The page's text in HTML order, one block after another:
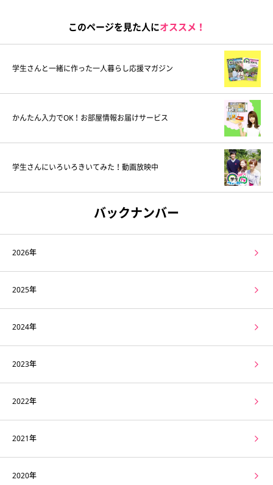
このページを見た人にオススメ！
学生さんと一緒に作った一人暮らし応援マガジン
かんたん入力でOK！お部屋情報お届けサービス
学生さんにいろいろきいてみた！動画放映中
バックナンバー
2026年
2025年
2024年
2023年
2022年
2021年
2020年